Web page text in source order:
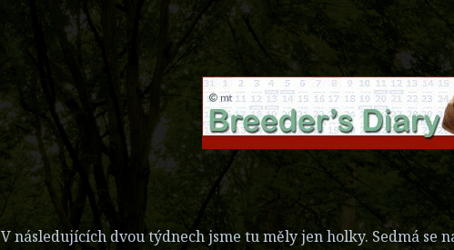
V následujících dvou týdnech jsme tu měly jen holky. Sedmá se